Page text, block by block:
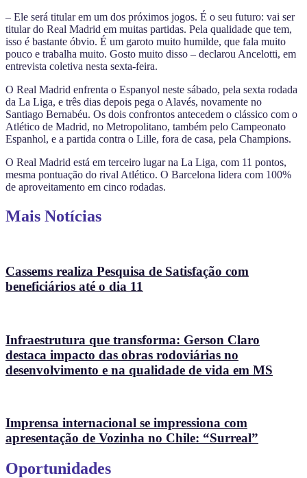
– Ele será titular em um dos próximos jogos. É o seu futuro: vai ser
titular do Real Madrid em muitas partidas. Pela qualidade que tem,
isso é bastante óbvio. É um garoto muito humilde, que fala muito
pouco e trabalha muito. Gosto muito disso – declarou Ancelotti, em
entrevista coletiva nesta sexta-feira.
O Real Madrid enfrenta o Espanyol neste sábado, pela sexta rodada
da La Liga, e três dias depois pega o Alavés, novamente no
Santiago Bernabéu. Os dois confrontos antecedem o clássico com o
Atlético de Madrid, no Metropolitano, também pelo Campeonato
Espanhol, e a partida contra o Lille, fora de casa, pela Champions.
O Real Madrid está em terceiro lugar na La Liga, com 11 pontos,
mesma pontuação do rival Atlético. O Barcelona lidera com 100%
de aproveitamento em cinco rodadas.
Mais Notícias
Cassems realiza Pesquisa de Satisfação com
beneficiários até o dia 11
Infraestrutura que transforma: Gerson Claro
destaca impacto das obras rodoviárias no
desenvolvimento e na qualidade de vida em MS
Imprensa internacional se impressiona com
apresentação de Vozinha no Chile: “Surreal”
Oportunidades